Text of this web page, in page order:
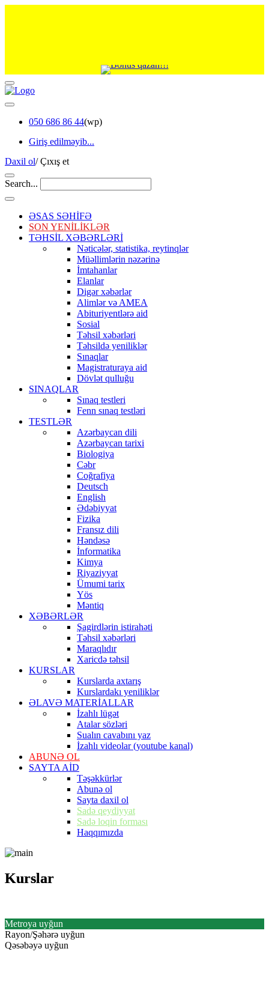
050 686 86 44(wp)
Giriş edilməyib...
Daxil ol/Çıxış et
Search...
ƏSAS SƏHİFƏ
SON YENİLİKLƏR
TƏHSİL XƏBƏRLƏRİ
Nəticələr, statistika, reytinqlər
Müəllimlərin nəzərinə
İmtahanlar
Elanlar
Digər xəbərlər
Alimlər və AMEA
Abituriyentlərə aid
Sosial
Təhsil xəbərləri
Təhsildə yeniliklər
Sınaqlar
Magistraturaya aid
Dövlət qulluğu
SINAQLAR
Sınaq testleri
Fenn sınaq testləri
TESTLƏR
Azərbaycan dili
Azərbaycan tarixi
Biologiya
Cəbr
Coğrafiya
Deutsch
English
Ədəbiyyat
Fizika
Fransız dili
Həndəsə
İnformatika
Kimya
Riyaziyyat
Ümumi tarix
Yös
Məntiq
XƏBƏRLƏR
Şagirdlərin istirahəti
Təhsil xəbərləri
Maraqlıdır
Xaricdə təhsil
KURSLAR
Kurslarda axtarış
Kurslardakı yeniliklər
ƏLAVƏ MATERİALLAR
İzahlı lügət
Atalar sözləri
Sualın cavabını yaz
İzahlı videolar (youtube kanal)
ABUNƏ OL
SAYTA AİD
Təşəkkürlər
Abunə ol
Sayta daxil ol
Sadə qeydiyyat
Sadə loqin forması
Haqqımızda
Kurslar
Kurslar
Metroya uyğun
Rayon/Şəhərə uyğun
Qəsəbəyə uyğun